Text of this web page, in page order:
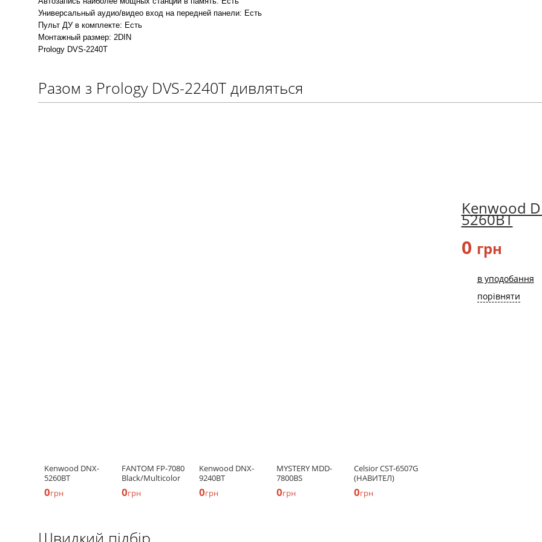
Универсальный аудио/видео вход на передней панели: Есть
Пульт ДУ в комплекте: Есть
Монтажный размер: 2DIN
Prology DVS-2240T
Разом з Prology DVS-2240T дивляться
Kenwood DNX-
5260BT
0грн
FANTOM FP-7080
Black/Multicolor
0грн
Kenwood DNX-
9240BT
0грн
MYSTERY MDD-
7800BS
0грн
Celsior CST-6507G
(НАВИТЕЛ)
0грн
Kenwood
5260BT
0 грн
в уподобання
порівняти